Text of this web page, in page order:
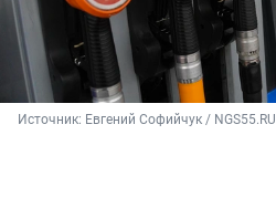
Источник: Евгений Софийчук / NGS55.RU